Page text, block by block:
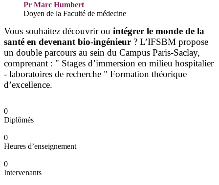
Pr Marc Humbert
Doyen de la Faculté de médecine
Vous souhaitez découvrir ou intégrer le monde de la
santé en devenant bio-ingénieur ? L’IFSBM propose
un double parcours au sein du Campus Paris-Saclay,
comprenant : " Stages d’immersion en milieu hospitalier
- laboratoires de recherche " Formation théorique
d’excellence.
0
Diplômés
0
Heures d’enseignement
0
Intervenants